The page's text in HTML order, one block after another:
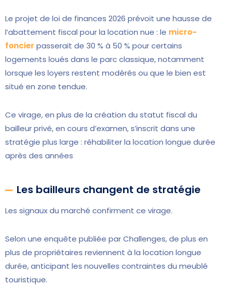
Le projet de loi de finances 2026 prévoit une hausse de
l’abattement fiscal pour la location nue : le micro-
foncier passerait de 30 % à 50 % pour certains
logements loués dans le parc classique, notamment
lorsque les loyers restent modérés ou que le bien est
situé en zone tendue.
Ce virage, en plus de la création du statut fiscal du
bailleur privé, en cours d’examen, s’inscrit dans une
stratégie plus large : réhabiliter la location longue durée
après des années
Les bailleurs changent de stratégie
Les signaux du marché confirment ce virage.
Selon une enquête publiée par Challenges, de plus en
plus de propriétaires reviennent à la location longue
durée, anticipant les nouvelles contraintes du meublé
touristique.